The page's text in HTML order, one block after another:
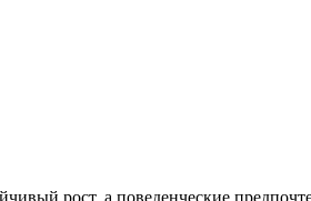
рост, а поведенческие